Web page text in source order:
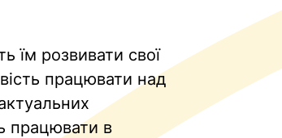
їм розвивати свої
працювати над
працювати в